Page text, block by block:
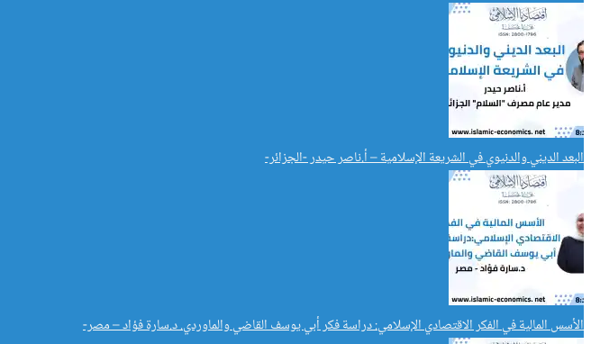
البعد الديني والدنيوي في الشريعة الإسلامية – أ.ناصر حيدر -الجزائر-
الأسس المالية في الفكر الاقتصادي الإسلامي: دراسة فكر أبي يوسف القاضي والماوردي. د.سارة فؤاد – مصر-